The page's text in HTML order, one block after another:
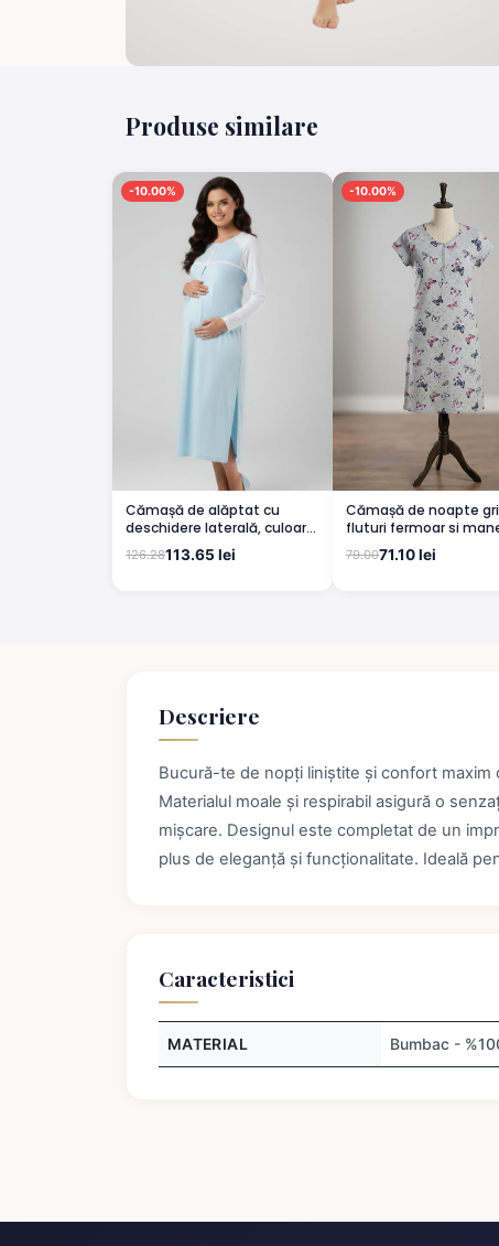
Produse similare
-10.00%
Cămașă de alăptat cu
deschidere laterală, culoare
albastru
126.28113.65 lei
-10.00%
Cămașă de noapte
fluturi fermoar si
scurta
79.0071.10 lei
Descriere
Bucură-te de nopți liniștite și confort maxim
Materialul moale și respirabil asigură o
mișcare. Designul este completat de un
plus de eleganță și funcționalitate. Ideală
Caracteristici
MATERIAL Bumbac -